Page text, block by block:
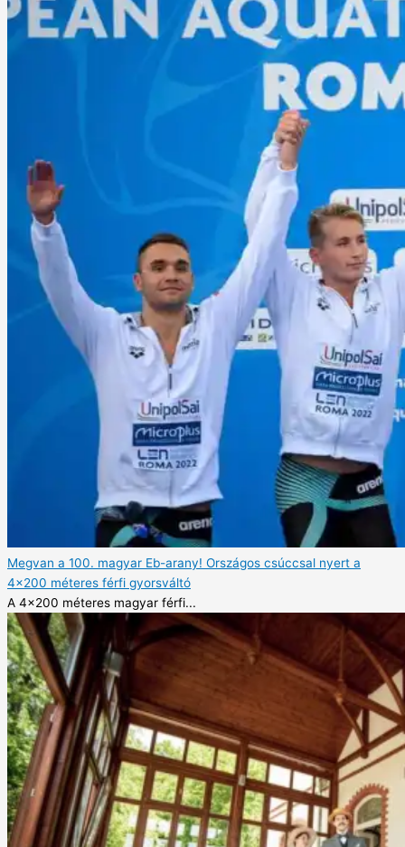
Megvan a 100. magyar Eb-arany! Országos csúccsal nyert a
4×200 méteres férfi gyorsváltó
A 4x200 méteres magyar férfi...